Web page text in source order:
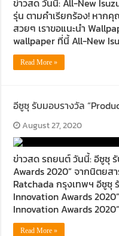
ข่าวสด วันนี้: All-New
รุ่น ตามคำเรียกร้อง! หาก
สวยๆ เราขอแนะนำ
wallpaper ที่นี้ All-New
Read More »
อีซูซุ รับมอบรางวัล
August 27, 2020
ข่าวสด รถยนต์ วันนี้: อีซูซุ
Awards 2020” จากนิตยส
Ratchada กรุงเทพฯ อีซูซุ
Innovation Awards
Innovation Awards
Read More »